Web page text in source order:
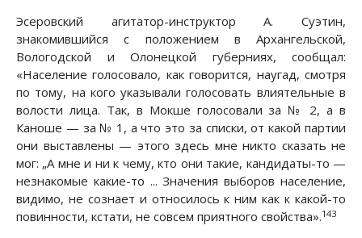
Эсеровский агитатор-инструктор А. Суэтин,
знакомившийся с положением в Архангельской,
Вологодской и Олонецкой губерниях, сообщал:
«Население голосовало, как говорится, наугад, смотря
по тому, на кого указывали голосовать влиятельные в
волости лица. Так, в Мокше голосовали за № 2, а в
Каноше — за № 1, а что это за списки, от какой партии
они выставлены — этого здесь мне никто сказать не
мог: „А мне и ни к чему, кто они такие, кандидаты-то —
незнакомые какие-то ... Значения выборов население,
видимо, не сознает и относилось к ним как к какой-то
повинности, кстати, не совсем приятного свойства».143